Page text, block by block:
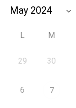
L M
29 30
6 7